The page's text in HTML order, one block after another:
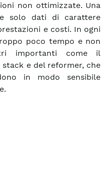
non ottimizzate. Una
solo dati di carattere
e costi. In ogni
poco tempo e non
importanti come il
e del reformer, che
in modo sensibile